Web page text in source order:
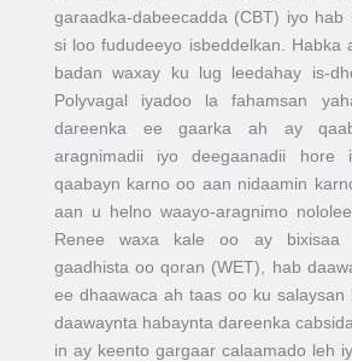
garaadka-dabeecadda (CBT) iyo hab
si loo fududeeyo isbeddelkan. Habka
badan waxay ku lug leedahay is-
Polyvagal iyadoo la fahamsan
dareenka ee gaarka ah ay
aragnimadii iyo deegaanadii
qaabayn karno oo aan nidaamin
aan u helno waayo-aragnimo
Renee waxa kale oo ay bixisaa
gaadhista oo qoran (WET), hab
ee dhaawaca ah taas oo ku salaysan
daawaynta habaynta dareenka
in ay keento gargaar calaamado leh